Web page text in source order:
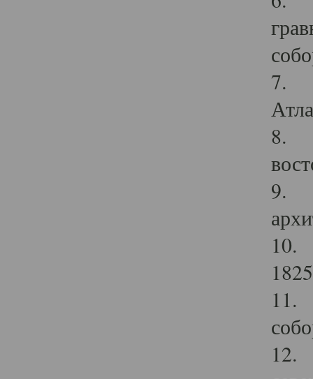
7.
8.
9.
10.
11.
12.